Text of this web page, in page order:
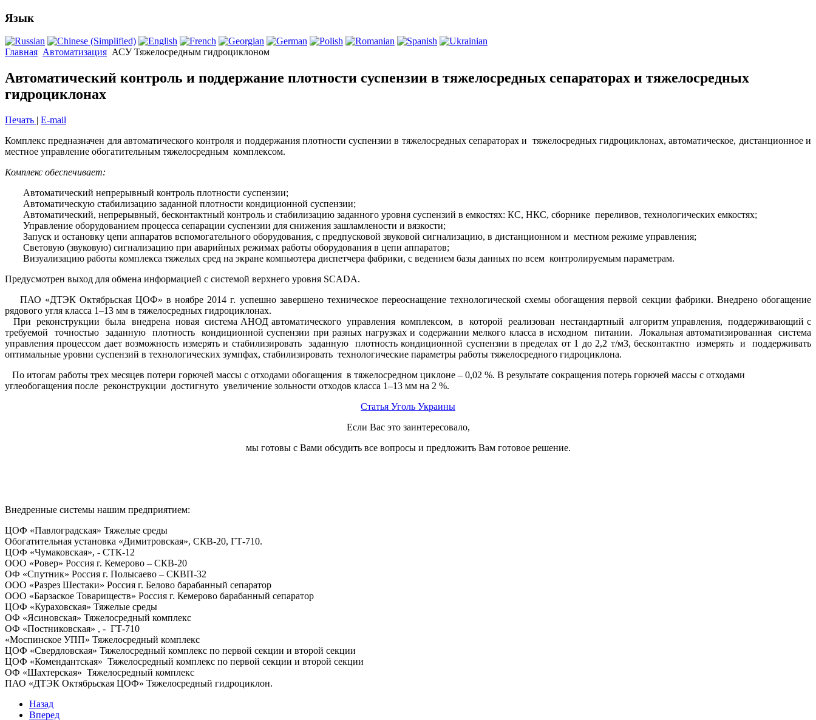
Язык
Главная Автоматизация АСУ Тяжелосредным гидроциклоном
Автоматический контроль и поддержание плотности суспензии в тяжелосредных сепараторах и тяжелосредных
гидроциклонах
Печать | E-mail
Комплекс предназначен для автоматического контроля и поддержания плотности суспензии в тяжелосредных сепараторах и тяжелосредных гидроциклонах, автоматическое, дистанционное и
местное управление обогатительным тяжелосредным комплексом.
Комплекс обеспечивает:
Автоматический непрерывный контроль плотности суспензии;
Автоматическую стабилизацию заданной плотности кондиционной суспензии;
Автоматический, непрерывный, бесконтактный контроль и стабилизацию заданного уровня суспензий в емкостях: КС, НКС, сборнике переливов, технологических емкостях;
Управление оборудованием процесса сепарации суспензии для снижения зашламлености и вязкости;
Запуск и остановку цепи аппаратов вспомогательного оборудования, с предпусковой звуковой сигнализацию, в дистанционном и местном режиме управления;
Световую (звуковую) сигнализацию при аварийных режимах работы оборудования в цепи аппаратов;
Визуализацию работы комплекса тяжелых сред на экране компьютера диспетчера фабрики, с ведением базы данных по всем контролируемым параметрам.
Предусмотрен выход для обмена информацией с системой верхнего уровня SCADA.
ПАО «ДТЭК Октябрьская ЦОФ» в ноябре 2014 г. успешно завершено техническое переоснащение технологической схемы обогащения первой секции фабрики. Внедрено обогащение
рядового угля класса 1–13 мм в тяжелосредных гидроциклонах.
При реконструкции была внедрена новая система АНОД автоматического управления комплексом, в которой реализован нестандартный алгоритм управления, поддерживающий с
требуемой точностью заданную плотность кондиционной суспензии при разных нагрузках и содержании мелкого класса в исходном питании. Локальная автоматизированная система
управления процессом дает возможность измерять и стабилизировать заданную плотность кондиционной суспензии в пределах от 1 до 2,2 т/м3, бесконтактно измерять и поддерживать
оптимальные уровни суспензий в технологических зумпфах, стабилизировать технологические параметры работы тяжелосредного гидроциклона.
По итогам работы трех месяцев потери горючей массы с отходами обогащения в тяжелосредном циклоне – 0,02 %. В результате сокращения потерь горючей массы с отходами
углеобогащения после реконструкции достигнуто увеличение зольности отходов класса 1–13 мм на 2 %.
Статья Уголь Украины
Если Ваc это заинтересовало,
мы готовы с Вами обсудить все вопросы и предложить Вам готовое решение.
Внедренные системы нашим предприятием:
ЦОФ «Павлоградская» Тяжелые среды
Обогатительная установка «Димитровская», СКВ-20, ГТ-710.
ЦОФ «Чумаковская», - СТК-12
ООО «Ровер» Россия г. Кемерово – СКВ-20
ОФ «Спутник» Россия г. Полысаево – СКВП-32
ООО «Разрез Шестаки» Россия г. Белово барабанный сепаратор
ООО «Барзаское Товариществ» Россия г. Кемерово барабанный сепаратор
ЦОФ «Кураховская» Тяжелые среды
ОФ «Ясиновская» Тяжелосредный комплекс
ОФ «Постниковская» , - ГТ-710
«Моспинское УПП» Тяжелосредный комплекс
ЦОФ «Свердловская» Тяжелосредный комплекс по первой секции и второй секции
ЦОФ «Комендантская» Тяжелосредный комплекс по первой секции и второй секции
ОФ «Шахтерская» Тяжелосредный комплекс
ПАО «ДТЭК Октябрьская ЦОФ» Тяжелосредный гидроциклон.
Назад
Вперед